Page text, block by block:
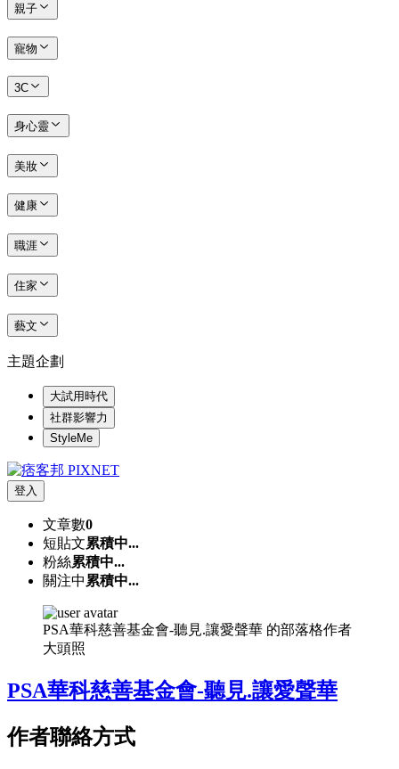
親子
寵物
3C
身心靈
美妝
健康
職涯
住家
藝文
主題企劃
大試用時代
社群影響力
StyleMe
登入
文章數0
短貼文累積中...
粉絲累積中...
關注中 累積中...
PSA華科慈善基金會-聽見.讓愛聲華 的部落格作者
大頭照
PSA華科慈善基金會-聽見.讓愛聲華
作者聯絡方式